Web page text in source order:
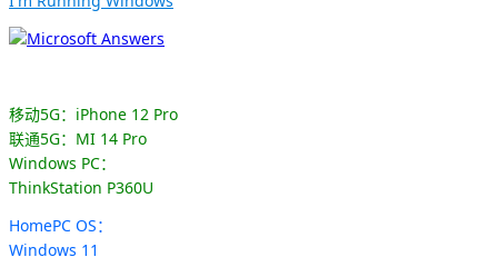
移动5G：iPhone 12 Pro
联通5G：MI 14 Pro
Windows PC：
ThinkStation P360U
HomePC OS：
Windows 11